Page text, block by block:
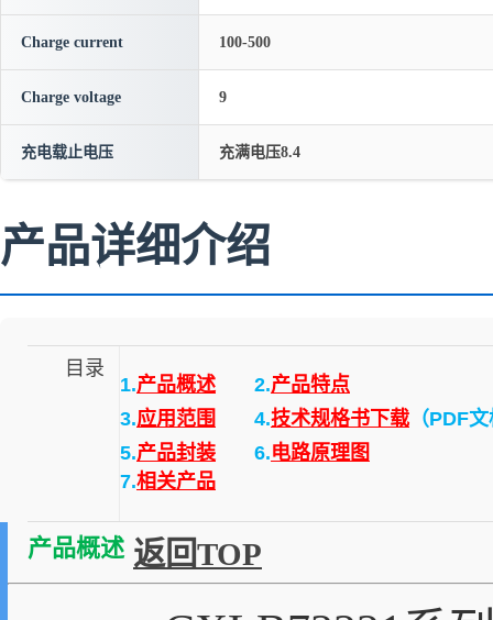
Charge current 100-500
Charge voltage 9
充电载止电压 充满电压8.4
产品详细介绍
目录
1.产品概述 2.产品特点
3.应用范围 4.技术规格书下载 （PDF
5.产品封装 6.电路原理图
7.相关产品
产品概述 返回TOP